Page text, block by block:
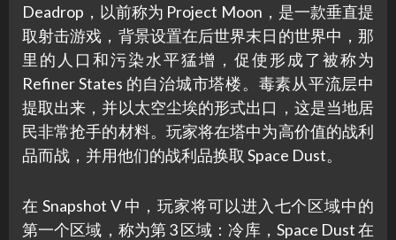
Deadrop，以前称为 Project Moon，是一款垂直提
取射击游戏，背景设置在后世界末日的世界中，那
里的人口和污染水平猛增，促使形成了被称为
Refiner States 的自治城市塔楼。毒素从平流层中
提取出来，并以太空尘埃的形式出口，这是当地居
民非常抢手的材料。玩家将在塔中为高价值的战利
品而战，并用他们的战利品换取 Space Dust。
在 Snapshot V 中，玩家将可以进入七个区域中的
第一个区域，称为第 3 区域：冷库，Space Dust 在